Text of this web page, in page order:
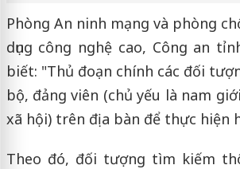
Phòng An ninh mạng và phòng
dụng công nghệ cao, Công an
biết: "Thủ đoạn chính các đối
bộ, đảng viên (chủ yếu là nam
xã hội) trên địa bàn để thực hiện
Theo đó, đối tượng tìm kiếm